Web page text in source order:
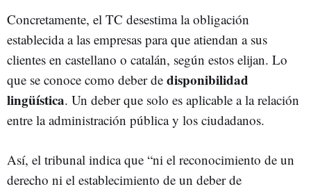
Concretamente, el TC desestima la obligación
establecida a las empresas para que atiendan a sus
clientes en castellano o catalán, según estos elijan. Lo
que se conoce como deber de disponibilidad
lingüística. Un deber que solo es aplicable a la relación
entre la administración pública y los ciudadanos.
Así, el tribunal indica que “ni el reconocimiento de un
derecho ni el establecimiento de un deber de